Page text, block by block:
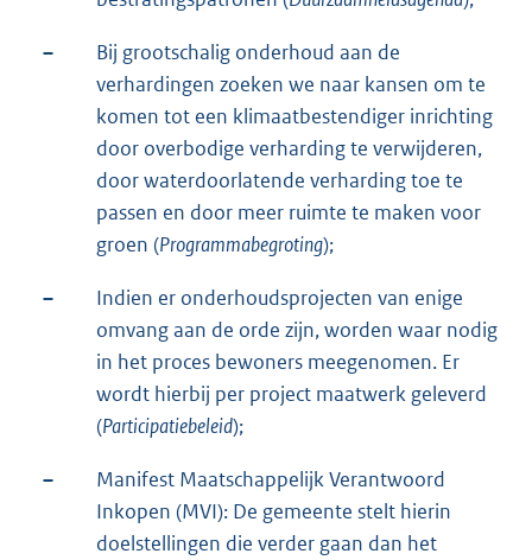
–
Bij grootschalig onderhoud aan de
verhardingen zoeken we naar kansen om te
komen tot een klimaatbestendiger inrichting
door overbodige verharding te verwijderen,
door waterdoorlatende verharding toe te
passen en door meer ruimte te maken voor
groen (Programmabegroting);
–
Indien er onderhoudsprojecten van enige
omvang aan de orde zijn, worden waar nodig
in het proces bewoners meegenomen. Er
wordt hierbij per project maatwerk geleverd
(Participatiebeleid);
–
Manifest Maatschappelijk Verantwoord
Inkopen (MVI): De gemeente stelt hierin
doelstellingen die verder gaan dan het